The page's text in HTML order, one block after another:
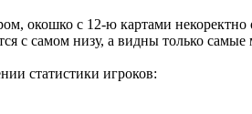
окошко с 12-ю картами
с самом низу, а видны только
статистики игроков: